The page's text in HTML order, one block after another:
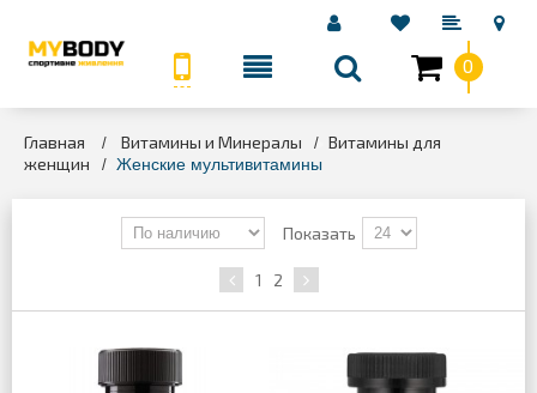
0
Главная > Витамины и Минералы > Витамины для
женщин
> Женские мультивитамины
КАТЕГОРИИ
Показать
1 2